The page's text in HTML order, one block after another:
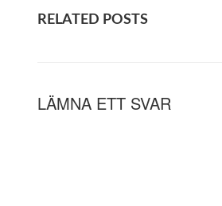
RELATED POSTS
LÄMNA ETT SVAR